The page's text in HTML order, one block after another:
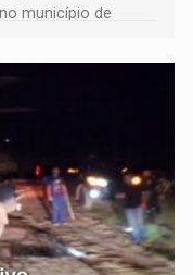
município de